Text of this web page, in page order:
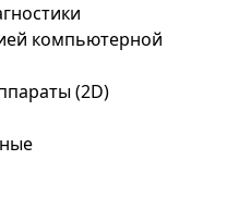
компьютерной
(2D)